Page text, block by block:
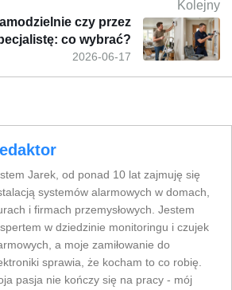
Kolejny
2026-06-17
czy przez
co wybrać?
Jarek, od ponad 10 lat zajmuję się
systemów alarmowych w domach,
i firmach przemysłowych. Jestem
w dziedzinie monitoringu i czujek
a moje zamiłowanie do
sprawia, że kocham to co robię.
pasja nie kończy się na pracy - mój